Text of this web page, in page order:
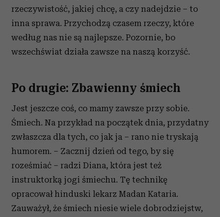
rzeczywistość, jakiej chcę, a czy nadejdzie – to
inna sprawa. Przychodzą czasem rzeczy, które
według nas nie są najlepsze. Pozornie, bo
wszechświat działa zawsze na naszą korzyść.
Po drugie: Zbawienny śmiech
Jest jeszcze coś, co mamy zawsze przy sobie.
Śmiech. Na przykład na początek dnia, przydatny
zwłaszcza dla tych, co jak ja – rano nie tryskają
humorem. – Zacznij dzień od tego, by się
roześmiać – radzi Diana, która jest też
instruktorką jogi śmiechu. Tę technikę
opracował hinduski lekarz Madan Kataria.
Zauważył, że śmiech niesie wiele dobrodziejstw,